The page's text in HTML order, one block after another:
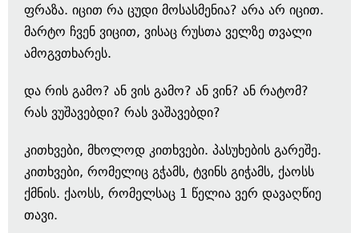
ფრაზა. იცით რა ცუდი მოსასმენია? არა არ იცით.
მარტო ჩვენ ვიცით, ვისაც რუსთა ველზე თვალი
ამოგვთხარეს.
და რის გამო? ან ვის გამო? ან ვინ? ან რატომ?
რას ვუშავებდი? რას ვაშავებდი?
კითხვები, მხოლოდ კითხვები. პასუხების გარეშე.
კითხვები, რომელიც გჭამს, ტვინს გიჭამს, ქაოსს
ქმნის. ქაოსს, რომელსაც 1 წელია ვერ დავაღწიე
თავი.